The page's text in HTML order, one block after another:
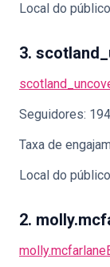
Local do
3.
Seguidores:
Taxa de
Local do
2.
molly.mcfarlane